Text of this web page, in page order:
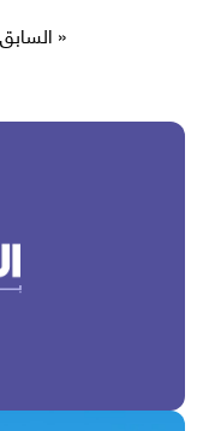
« السابق